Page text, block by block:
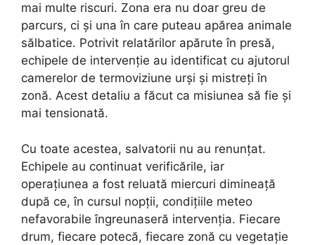
mai multe riscuri. Zona era nu doar greu de
parcurs, ci și una în care puteau apărea animale
sălbatice. Potrivit relatărilor apărute în presă,
echipele de intervenție au identificat cu ajutorul
camerelor de termoviziune urși și mistreți în
zonă. Acest detaliu a făcut ca misiunea să fie și
mai tensionată.
Cu toate acestea, salvatorii nu au renunțat.
Echipele au continuat verificările, iar
operațiunea a fost reluată miercuri dimineață
după ce, în cursul nopții, condițiile meteo
nefavorabile îngreunaseră intervenția. Fiecare
drum, fiecare potecă, fiecare zonă cu vegetație